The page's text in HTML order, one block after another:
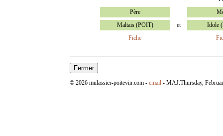
Père
Maltais (POIT)
et
Idole
Fiche
© 2026 mulassier-poitevin.com - email - MAJ:Thursday,